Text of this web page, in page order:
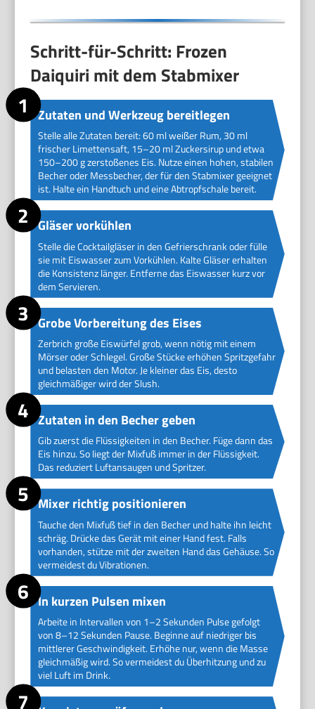
Schritt-für-Schritt: Frozen
Daiquiri mit dem Stabmixer
Zutaten und Werkzeug bereitlegen
Stelle alle Zutaten bereit: 60 ml weißer Rum, 30 ml
frischer Limettensaft, 15–20 ml Zuckersirup und etwa
150–200 g zerstoßenes Eis. Nutze einen hohen, stabilen
Becher oder Messbecher, der für den Stabmixer geeignet
ist. Halte ein Handtuch und eine Abtropfschale bereit.
Gläser vorkühlen
Stelle die Cocktailgläser in den Gefrierschrank oder fülle
sie mit Eiswasser zum Vorkühlen. Kalte Gläser erhalten
die Konsistenz länger. Entferne das Eiswasser kurz vor
dem Servieren.
Grobe Vorbereitung des Eises
Zerbrich große Eiswürfel grob, wenn nötig mit einem
Mörser oder Schlegel. Große Stücke erhöhen Spritzgefahr
und belasten den Motor. Je kleiner das Eis, desto
gleichmäßiger wird der Slush.
Zutaten in den Becher geben
Gib zuerst die Flüssigkeiten in den Becher. Füge dann das
Eis hinzu. So liegt der Mixfuß immer in der Flüssigkeit.
Das reduziert Luftansaugen und Spritzer.
Mixer richtig positionieren
Tauche den Mixfuß tief in den Becher und halte ihn leicht
schräg. Drücke das Gerät mit einer Hand fest. Falls
vorhanden, stütze mit der zweiten Hand das Gehäuse. So
vermeidest du Vibrationen.
In kurzen Pulsen mixen
Arbeite in Intervallen von 1–2 Sekunden Pulse gefolgt
von 8–12 Sekunden Pause. Beginne auf niedriger bis
mittlerer Geschwindigkeit. Erhöhe nur, wenn die Masse
gleichmäßig wird. So vermeidest du Überhitzung und zu
viel Luft im Drink.